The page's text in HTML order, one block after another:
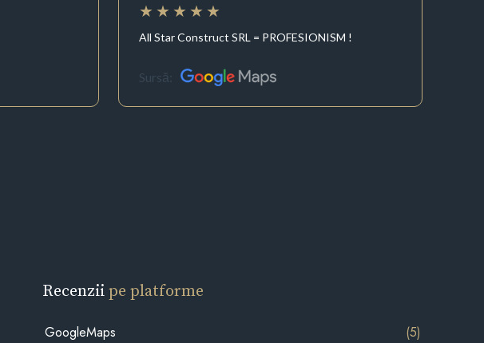
All Star Construct SRL = PROFESIONISM !
Sursă:
Recenziipe platforme
GoogleMaps (5)